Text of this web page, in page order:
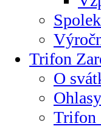
Trifon
O
Trifon